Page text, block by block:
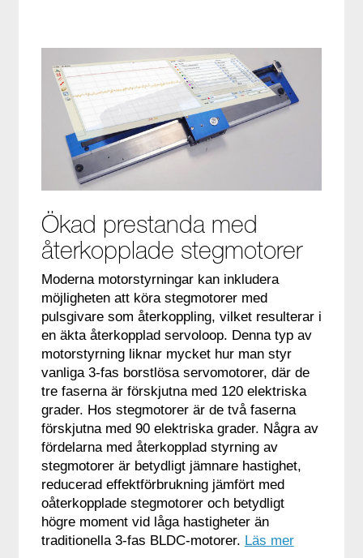
Ökad prestanda med
återkopplade stegmotorer
Moderna motorstyrningar kan inkludera
möjligheten att köra stegmotorer med
pulsgivare som återkoppling, vilket resulterar i
en äkta återkopplad servoloop. Denna typ av
motorstyrning liknar mycket hur man styr
vanliga 3-fas borstlösa servomotorer, där de
tre faserna är förskjutna med 120 elektriska
grader. Hos stegmotorer är de två faserna
förskjutna med 90 elektriska grader. Några av
fördelarna med återkopplad styrning av
stegmotorer är betydligt jämnare hastighet,
reducerad effektförbrukning jämfört med
oåterkopplade stegmotorer och betydligt
högre moment vid låga hastigheter än
traditionella 3-fas BLDC-motorer. Läs mer